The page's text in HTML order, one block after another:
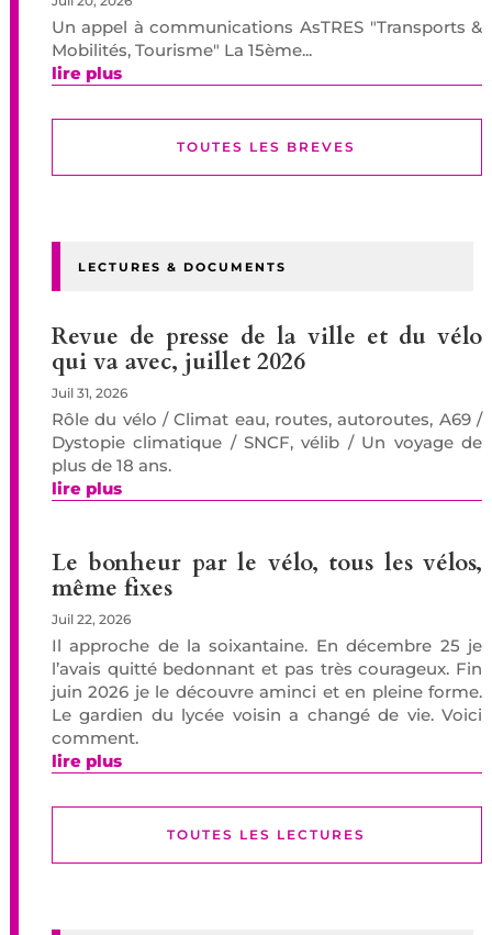
Un appel à communications AsTRES "Transports &
Mobilités, Tourisme" La 15ème...
lire plus
TOUTES LES BREVES
LECTURES & DOCUMENTS
Revue de presse de la ville et du vélo
qui va avec, juillet 2026
Juil 31, 2026
Rôle du vélo / Climat eau, routes, autoroutes, A69 /
Dystopie climatique / SNCF, vélib / Un voyage de
plus de 18 ans.
lire plus
Le bonheur par le vélo, tous les vélos,
même fixes
Juil 22, 2026
Il approche de la soixantaine. En décembre 25 je
l’avais quitté bedonnant et pas très courageux. Fin
juin 2026 je le découvre aminci et en pleine forme.
Le gardien du lycée voisin a changé de vie. Voici
comment.
lire plus
TOUTES LES LECTURES